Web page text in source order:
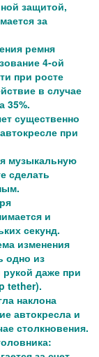
защитой,
за
ремня
4-ой
при росте
в случае
35%.
существенно
при
музыкальную
сделать
и
секунд.
изменения
одно из
даже при
tether).
наклона
автокресла и
столкновения.